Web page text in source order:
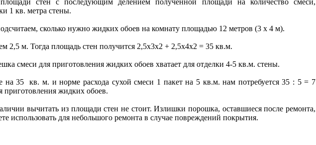
1 кв. метра стены.
сколько нужно жидких обоев на комнату площадью 12 метров (3 х 4 м).
2,5 м. Тогда площадь стен получится 2,5х3х2 + 2,5х4х2 = 35 кв.м.
смеси для приготовления жидких обоев хватает для отделки 4-5 кв.м. стены.
на 35 кв. м. и норме расхода сухой смеси 1 пакет на 5 кв.м. нам потребуется 35 : 5 = 7
приготовления жидких обоев.
вычитать из площади стен не стоит. Излишки порошка, оставшиеся после ремонта,
использовать для небольшого ремонта в случае повреждений покрытия.